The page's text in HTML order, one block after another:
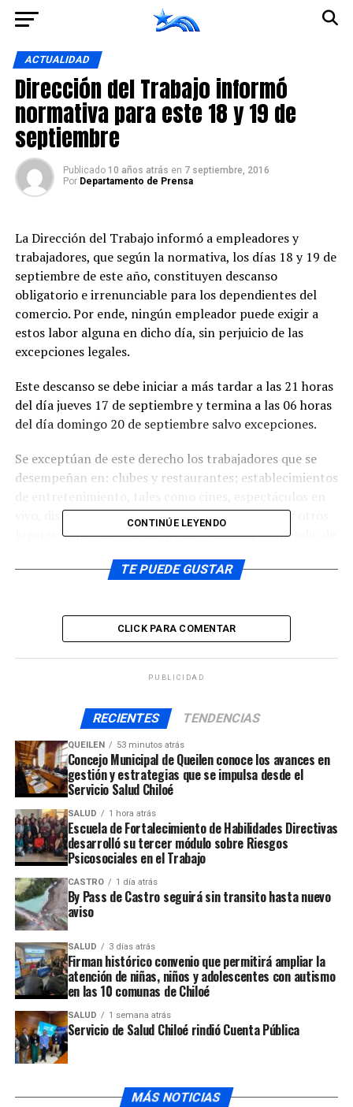
ACTUALIDAD
Dirección del Trabajo informó
normativa para este 18 y 19 de
septiembre
Publicado 10 años atrás en 7 septiembre, 2016
Por Departamento de Prensa
La Dirección del Trabajo informó a empleadores y
trabajadores, que según la normativa, los días 18 y 19 de
septiembre de este año, constituyen descanso
obligatorio e irrenunciable para los dependientes del
comercio. Por ende, ningún empleador puede exigir a
estos labor alguna en dicho día, sin perjuicio de las
excepciones legales.
Este descanso se debe iniciar a más tardar a las 21 horas
del día jueves 17 de septiembre y termina a las 06 horas
del día domingo 20 de septiembre salvo excepciones.
Se exceptúan de este derecho los trabajadores que se
desempeñan en: clubes y restaurantes; establecimientos
vivo, discotecas, pub, cabaret, casinos de juegos y otros
lugares de juegos legalmente autorizados; y expendio de
deban cumplir turnos fijados por la autoridad sanitaria.
servicentros si venden alimentos preparados en el
mismo lugar.
En cuanto al pequeño comercio, destacó, podrán abrir
dueños y familiares que no sean a la vez trabajadores
dependientes del local.
ARTÍCULOS RELACIONADOS:
Cien cajas con alimentos entregará la Red Salmón entre
despedidos en su industria
NO TE PIERDAS
Superintendencia de Servicios Sanitarios anunció que se
mantendrán las tarifas base de agua potable
CONTINÚE LEYENDO
TE PUEDE GUSTAR
CLICK PARA COMENTAR
PUBLICIDAD
RECIENTES TENDENCIAS
QUEILEN 53 minutos atrás
Concejo Municipal de Queilen conoce los avances en
gestión y estrategias que se impulsa desde el
Servicio Salud Chiloé
SALUD 1 hora atrás
Escuela de Fortalecimiento de Habilidades Directivas
desarrolló su tercer módulo sobre Riesgos
Psicosociales en el Trabajo
CASTRO 1 día atrás
By Pass de Castro seguirá sin transito hasta nuevo
aviso
SALUD 3 días atrás
Firman histórico convenio que permitirá ampliar la
atención de niñas, niños y adolescentes con autismo
en las 10 comunas de Chiloé
SALUD 1 semana atrás
Servicio de Salud Chiloé rindió Cuenta Pública
MÁS NOTICIAS
Ir a la versión móvil